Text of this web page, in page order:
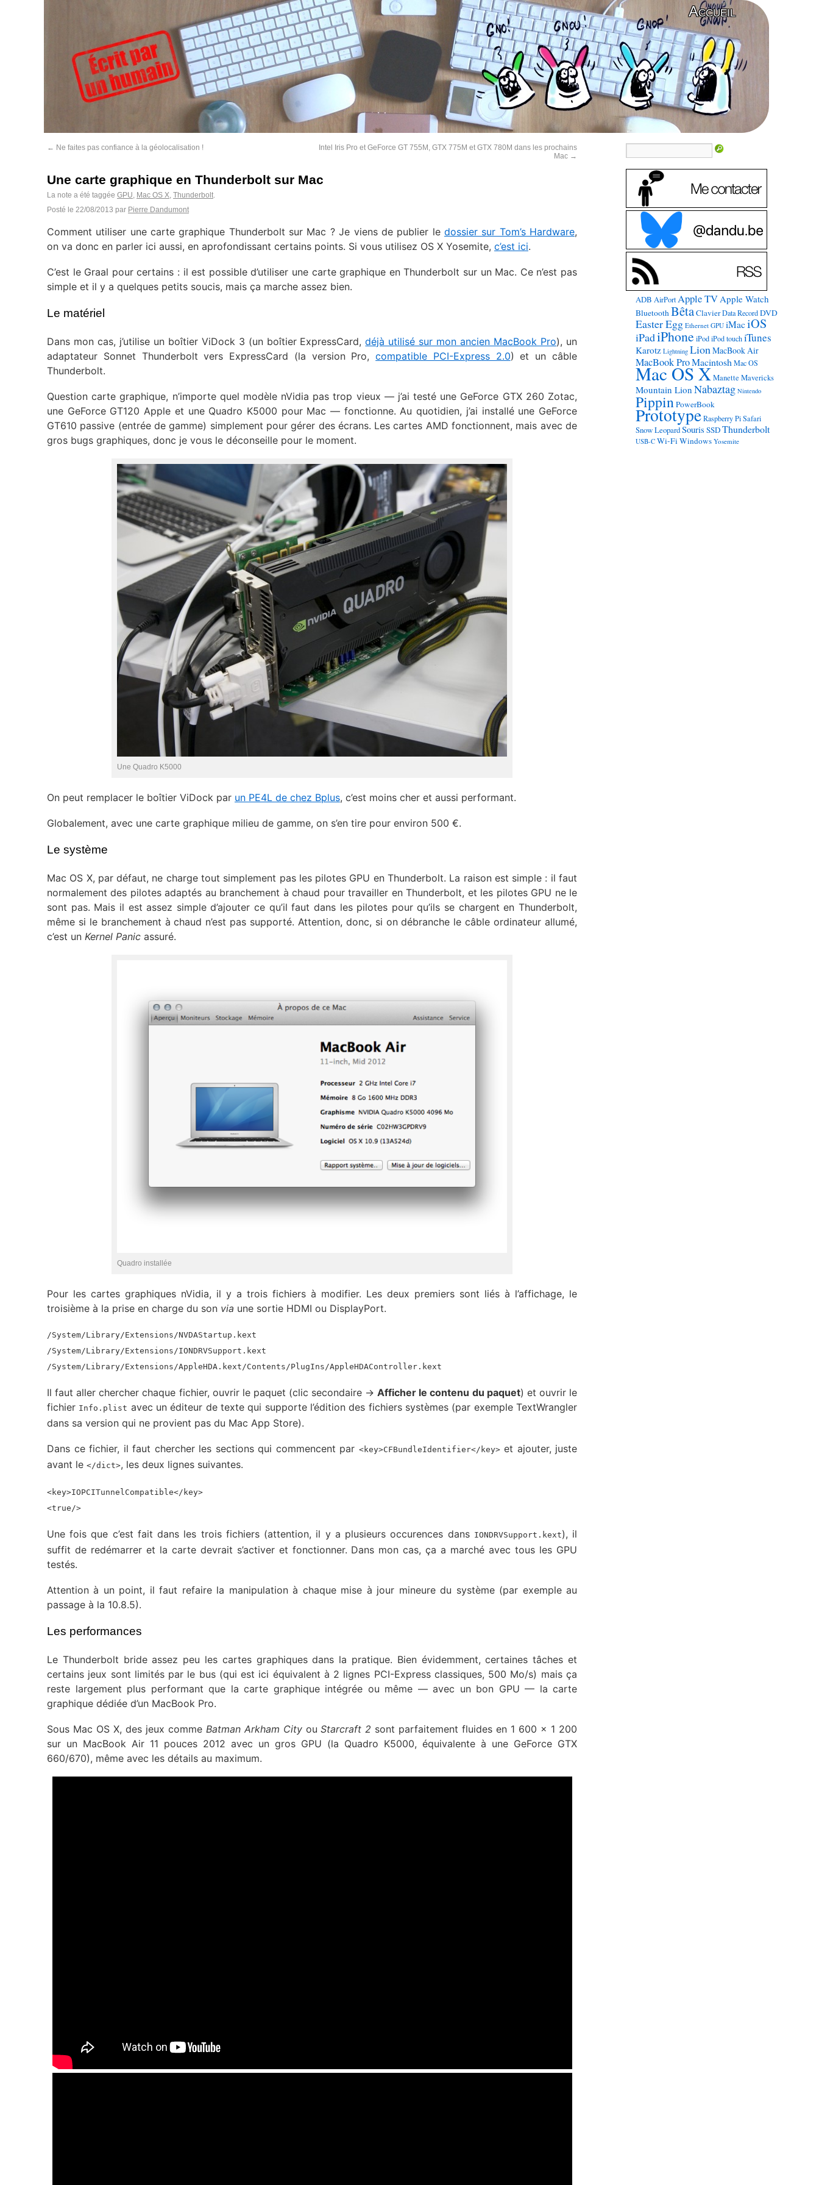
Accueil
← Ne faites pas confiance à la géolocalisation !
Intel Iris Pro et GeForce GT 755M, GTX 775M et GTX 780M dans les prochains
Mac →
Une carte graphique en Thunderbolt sur Mac
La note a été taggée GPU, Mac OS X, Thunderbolt.
Posté le 22/08/2013 par Pierre Dandumont
Comment utiliser une carte graphique Thunderbolt sur Mac ? Je viens de publier le dossier sur Tom’s Hardware,
on va donc en parler ici aussi, en aprofondissant certains points. Si vous utilisez OS X Yosemite, c’est ici.
C’est le Graal pour certains : il est possible d’utiliser une carte graphique en Thunderbolt sur un Mac. Ce n’est pas
simple et il y a quelques petits soucis, mais ça marche assez bien.
Le matériel
Dans mon cas, j’utilise un boîtier ViDock 3 (un boîtier ExpressCard,déjà utilisé sur mon ancien MacBook Pro), un
adaptateur Sonnet Thunderbolt vers ExpressCard (la version Pro,compatible PCI-Express 2.0) et un câble
Thunderbolt.
Question carte graphique, n’importe quel modèle nVidia pas trop vieux — j’ai testé une GeForce GTX 260 Zotac,
une GeForce GT120 Apple et une Quadro K5000 pour Mac — fonctionne. Au quotidien, j’ai installé une GeForce
GT610 passive (entrée de gamme) simplement pour gérer des écrans. Les cartes AMD fonctionnent, mais avec de
gros bugs graphiques, donc je vous le déconseille pour le moment.
Une Quadro K5000
On peut remplacer le boîtier ViDock par un PE4L de chez Bplus, c’est moins cher et aussi performant.
Globalement, avec une carte graphique milieu de gamme, on s’en tire pour environ 500 €.
Le système
Mac OS X, par défaut, ne charge tout simplement pas les pilotes GPU en Thunderbolt. La raison est simple : il faut
normalement des pilotes adaptés au branchement à chaud pour travailler en Thunderbolt, et les pilotes GPU ne le
sont pas. Mais il est assez simple d’ajouter ce qu’il faut dans les pilotes pour qu’ils se chargent en Thunderbolt,
même si le branchement à chaud n’est pas supporté. Attention, donc, si on débranche le câble ordinateur allumé,
c’est un Kernel Panic assuré.
Quadro installée
Pour les cartes graphiques nVidia, il y a trois fichiers à modifier. Les deux premiers sont liés à l’affichage, le
troisième à la prise en charge du son via une sortie HDMI ou DisplayPort.
/System/Library/Extensions/NVDAStartup.kext
/System/Library/Extensions/IONDRVSupport.kext
/System/Library/Extensions/AppleHDA.kext/Contents/PlugIns/AppleHDAController.kext
Il faut aller chercher chaque fichier, ouvrir le paquet (clic secondaire ->Afficher le contenu du paquet) et ouvrir le
fichier Info.plist avec un éditeur de texte qui supporte l’édition des fichiers systèmes (par exemple TextWrangler
dans sa version qui ne provient pas du Mac App Store).
Dans ce fichier, il faut chercher les sections qui commencent par <key>CFBundleIdentifier</key>et ajouter, juste
avant le </dict>, les deux lignes suivantes.
<key>IOPCITunnelCompatible</key>
<true/>
Une fois que c’est fait dans les trois fichiers (attention, il y a plusieurs occurences dans IONDRVSupport.kext), il
suffit de redémarrer et la carte devrait s’activer et fonctionner. Dans mon cas, ça a marché avec tous les GPU
testés.
Attention à un point, il faut refaire la manipulation à chaque mise à jour mineure du système (par exemple au
passage à la 10.8.5).
Les performances
Le Thunderbolt bride assez peu les cartes graphiques dans la pratique. Bien évidemment, certaines tâches et
certains jeux sont limités par le bus (qui est ici équivalent à 2 lignes PCI-Express classiques, 500 Mo/s) mais ça
reste largement plus performant que la carte graphique intégrée ou même — avec un bon GPU — la carte
graphique dédiée d’un MacBook Pro.
Sous Mac OS X, des jeux comme Batman Arkham CityouStarcraft 2 sont parfaitement fluides en 1 600 x 1 200
sur un MacBook Air 11 pouces 2012 avec un gros GPU (la Quadro K5000, équivalente à une GeForce GTX
660/670), même avec les détails au maximum.
ADB AirPort Apple TVApple Watch
BluetoothBêtaClavier Data Record DVD
Easter Egg Ethernet GPU iMaciOS
iPadiPhone iPod iPod touch iTunes
Karotz Lightning LionMacBook Air
MacBook ProMacintosh Mac OS
Mac OS X Manette Mavericks
Mountain Lion Nabaztag Nintendo
PippinPowerBook
Prototype Raspberry Pi Safari
Snow LeopardSouris SSDThunderbolt
USB-C Wi-FiWindows Yosemite